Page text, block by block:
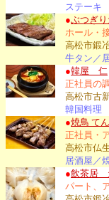
ステーキ
●ぶつぎ
ホール・
高松市鍛
牛タン／
●韓屋 仁
正社員の
高松市古
韓国料理
●焼鳥 て
正社員・
高松市仏
居酒屋／
●飲茶居
パート、